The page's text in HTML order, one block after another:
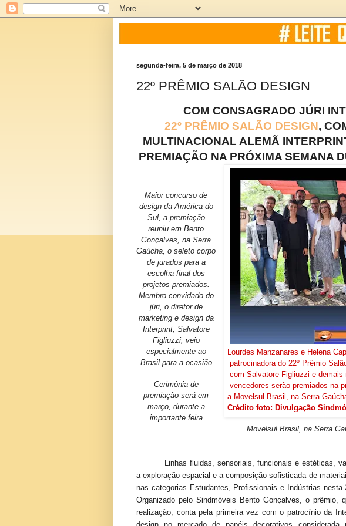
segunda-feira, 5 de março de 2018
22º PRÊMIO SALÃO DESIGN
COM CONSAGRADO JÚRI
22º PRÊMIO SALÃO DESIGN,
MULTINACIONAL ALEMÃ
PREMIAÇÃO NA PRÓXIMA SEMANA
Lourdes Manzanares e Helena
patrocinadora do 22º Prêmio
com Salvatore Figliuzzi e
vencedores serão premiados na
a Movelsul Brasil, na Serra
Crédito foto: Divulgação
Maior concurso de
design da América do
Sul, a premiação
reuniu em Bento
Gonçalves, na Serra
Gaúcha, o seleto corpo
de jurados para a
escolha final dos
projetos premiados.
Membro convidado do
júri, o diretor de
marketing e design da
Interprint, Salvatore
Figliuzzi, veio
especialmente ao
Brasil para a ocasião
Cerimônia de
premiação será em
março, durante a
importante feira
Movelsul Brasil, na Serra
Linhas fluidas, sensoriais, funcionais e estéticas,
a exploração espacial e a composição sofisticada de
nas categorias Estudantes, Profissionais e Indústrias nesta
Organizado pelo Sindmóveis Bento Gonçalves, o prêmio,
realização, conta pela primeira vez com o patrocínio da